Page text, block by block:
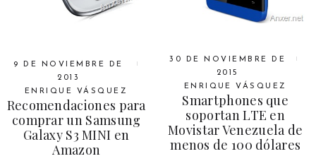
9 DE NOVIEMBRE DE
2013
ENRIQUE VÁSQUEZ
Recomendaciones para
comprar un Samsung
Galaxy S3 MINI en
Amazon
30 DE NOVIEMBRE DE
2015
ENRIQUE VÁSQUEZ
Smartphones que
soportan LTE en
Movistar Venezuela de
menos de 100 dólares